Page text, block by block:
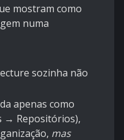
mostram como
numa
sozinha não
apenas como
→ Repositórios),
mas